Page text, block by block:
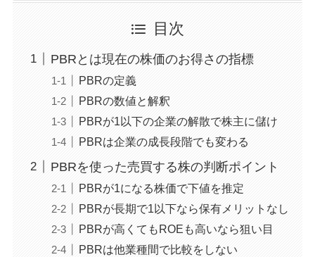
目次
PBRとは現在の株価のお得さの指標
PBRの定義
PBRの数値と解釈
PBRが1以下の企業の解散で株主に儲け
PBRは企業の成長段階でも変わる
PBRを使った売買する株の判断ポイント
PBRが1になる株価で下値を推定
PBRが長期で1以下なら保有メリットなし
PBRが高くてもROEも高いなら狙い目
PBRは他業種間で比較をしない